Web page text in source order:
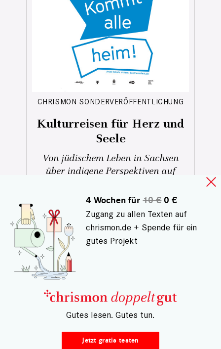
CHRISMON SONDERVERÖFFENTLICHUNG
Kulturreisen für Herz und
Seele
Von jüdischem Leben in Sachsen
über indigene Perspektiven auf
Musikfestivals und besonderen
Kulturreisen: Diese Tipps laden dazu
ein, Kultur bewusst zu erleben – nah
und fern, neugierig und offen.
4 Wochen für10 €0 €
Zugang zu allen Texten auf
chrismon.de + Spende für ein
gutes Projekt
– Gutes lesen. Gutes tun.
Jetzt gratis testen